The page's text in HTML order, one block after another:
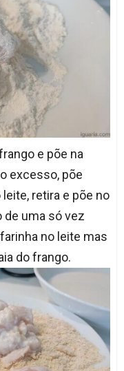
e põe na
excesso, põe
retira e põe no
de uma só vez
no leite mas
do frango.